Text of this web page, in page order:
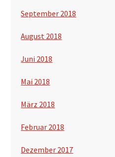
September 2018
August 2018
Juni 2018
Mai 2018
März 2018
Februar 2018
Dezember 2017